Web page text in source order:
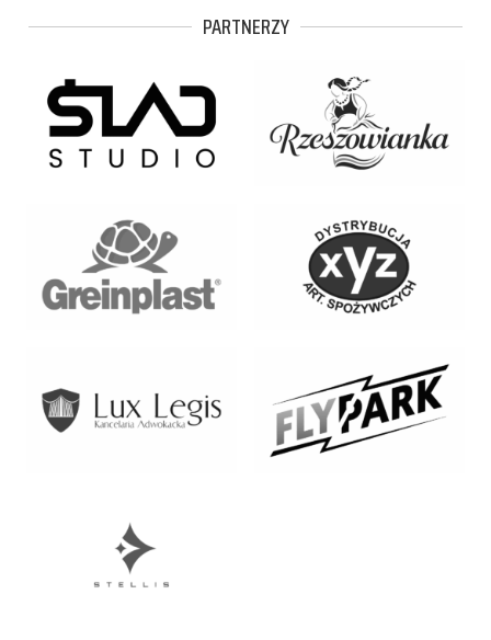
PARTNERZY